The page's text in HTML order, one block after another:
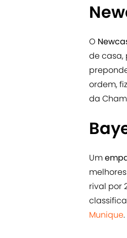
O
de casa,
ordem,
da
Um
rival por
Munique.